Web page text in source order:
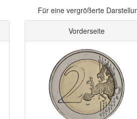
Für eine vergrößerte
Vorderseite